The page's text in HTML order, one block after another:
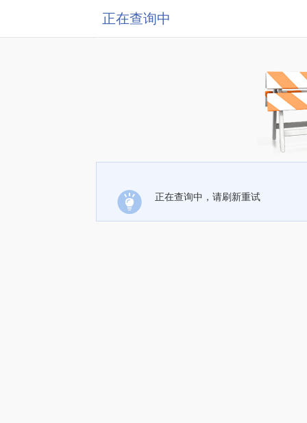
正在查询中
正在查询中，请刷新重试